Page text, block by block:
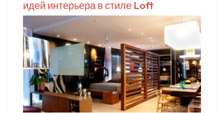
идей интерьера в стиле Loft